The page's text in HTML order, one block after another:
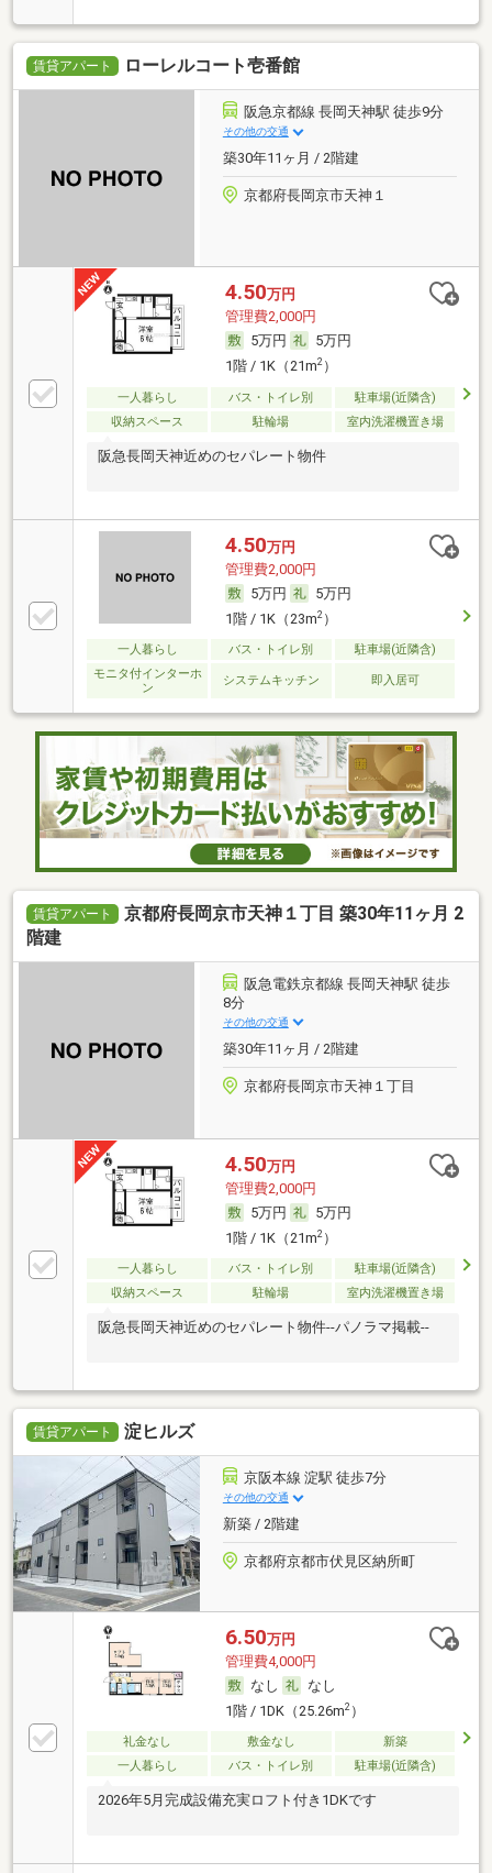
賃貸アパート ローレルコート壱番館
阪急京都線 長岡天神駅 徒歩9分
その他の交通
築30年11ヶ月 / 2階建
京都府長岡京市天神１
4.50万円
管理費2,000円
5万円
5万円
1階 / 1K（21m2）
一人暮らし バス・トイレ別
駐車場(近隣含)
収納スペース
駐輪場 室内洗濯機置き場
阪急長岡天神近めのセパレート物件
4.50万円
管理費2,000円
5万円
5万円
1階 / 1K（23m2）
一人暮らし バス・トイレ別
駐車場(近隣含)
モニタ付インターホ
ン
システムキッチン 即入居可
賃貸アパート
京都府長岡京市天神１丁目 築30年11ヶ月 2
階建
阪急電鉄京都線 長岡天神駅 徒歩
8分
その他の交通
築30年11ヶ月 / 2階建
京都府長岡京市天神１丁目
4.50万円
管理費2,000円
5万円
5万円
1階 / 1K（21m2）
一人暮らし バス・トイレ別
駐車場(近隣含)
収納スペース
駐輪場 室内洗濯機置き場
阪急長岡天神近めのセパレート物件--パノラマ掲載--
賃貸アパート 淀ヒルズ
京阪本線 淀駅 徒歩7分
その他の交通
新築 / 2階建
京都府京都市伏見区納所町
6.50万円
管理費4,000円
なし
なし
1階 / 1DK（25.26m2）
礼金なし 敷金なし
新築
一人暮らし
バス・トイレ別 駐車場(近隣含)
2026年5月完成設備充実ロフト付き1DKです